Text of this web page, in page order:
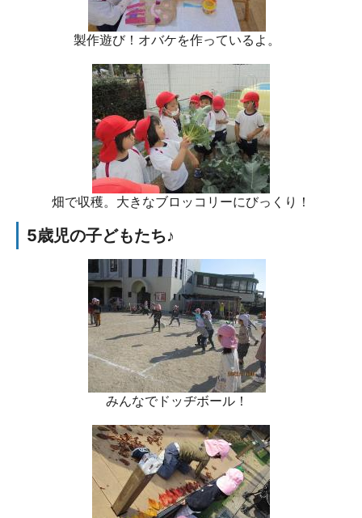
製作遊び！オバケを作っているよ。
畑で収穫。大きなブロッコリーにびっくり！
5歳児の子どもたち♪
みんなでドッヂボール！